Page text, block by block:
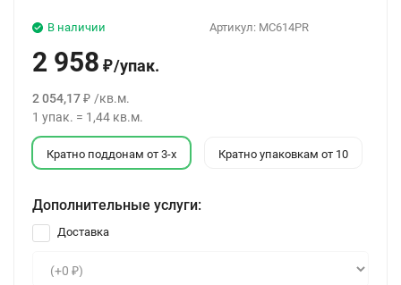
Артикул: MC614PR
В наличии
2 958 ₽/упак.
2 054,17 ₽ /кв.м.
1 упак. = 1,44 кв.м.
Кратно поддонам от 3-х Кратно упаковкам от 10
Дополнительные услуги:
Доставка